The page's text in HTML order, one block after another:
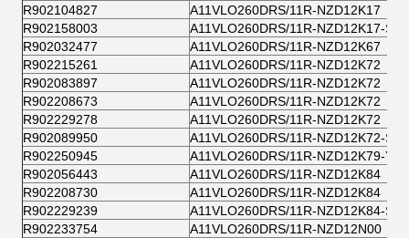
R902104827
A11VLO260DRS/11R-NZD12K17
R902158003
A11VLO260DRS/11R-NZD12K17-S
R902032477
A11VLO260DRS/11R-NZD12K67
R902215261
A11VLO260DRS/11R-NZD12K72
R902083897
A11VLO260DRS/11R-NZD12K72
R902208673
A11VLO260DRS/11R-NZD12K72
R902229278
A11VLO260DRS/11R-NZD12K72
R902089950
A11VLO260DRS/11R-NZD12K72-S
R902250945
A11VLO260DRS/11R-NZD12K79-Y
R902056443
A11VLO260DRS/11R-NZD12K84
R902208730
A11VLO260DRS/11R-NZD12K84
R902229239
A11VLO260DRS/11R-NZD12K84-S
R902233754
A11VLO260DRS/11R-NZD12N00